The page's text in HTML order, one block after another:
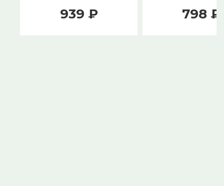
939 ₽ 798 ₽